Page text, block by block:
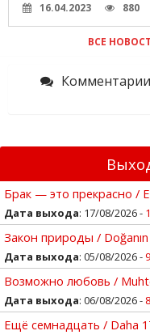
16.04.2023 880
ВСЕ
Брак — это прекрасно /
Дата выхода: 17/08/2026 -
Закон природы / Doğanın
Дата выхода: 05/08/2026 -
Возможно любовь /
Дата выхода: 06/08/2026 -
Ещё семнадцать / Daha